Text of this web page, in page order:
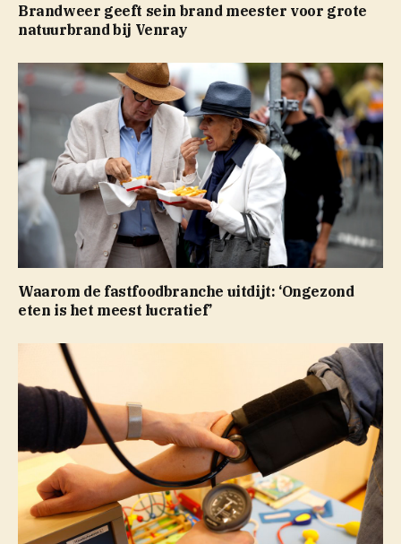
Brandweer geeft sein brand meester voor grote
natuurbrand bij Venray
Waarom de fastfoodbranche uitdijt: ‘Ongezond
eten is het meest lucratief’